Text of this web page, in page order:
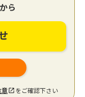
ら
意 をご確認下さい